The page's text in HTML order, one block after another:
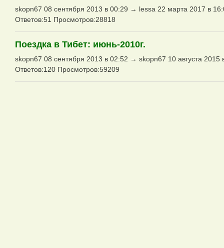
skopn67 08 сентября 2013 в 00:29 → lessa 22 марта 2017 в
Ответов:51 Просмотров:28818
Поездка в Тибет: июнь-2010г.
skopn67 08 сентября 2013 в 02:52 → skopn67 10 августа 2015
Ответов:120 Просмотров:59209